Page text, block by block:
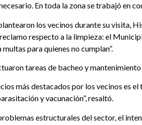
En toda la zona se trabajó en
los vecinos durante su visita,
respecto a la limpieza: el
multas para quienes no cumplan”.
tareas de bacheo y
más destacados por los vecinos es
y vacunación”, resaltó.
estructurales del sector, el